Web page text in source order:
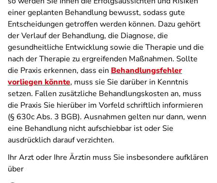
einer geplanten Behandlung bewusst, sodass gute
Entscheidungen getroffen werden können. Dazu gehört
der Verlauf der Behandlung, die Diagnose, die
gesundheitliche Entwicklung sowie die Therapie und die
nach der Therapie zu ergreifenden Maßnahmen. Sollte
die Praxis erkennen, dass ein Behandlungsfehler
vorliegen könnte, muss sie Sie darüber in Kenntnis
setzen. Fallen zusätzliche Behandlungskosten an, muss
die Praxis Sie hierüber im Vorfeld schriftlich informieren
(§ 630c Abs. 3 BGB). Ausnahmen gelten nur dann, wenn
eine Behandlung nicht aufschiebbar ist oder Sie
ausdrücklich darauf verzichten.
Ihr Arzt oder Ihre Ärztin muss Sie insbesondere aufklären
über